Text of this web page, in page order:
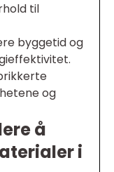
til
byggetid og
og
å
i